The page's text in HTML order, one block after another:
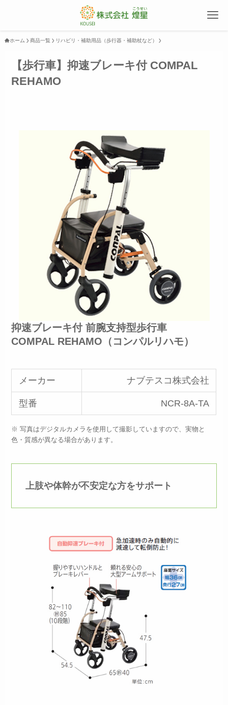
ホーム 商品一覧 リハビリ・補助用品（歩行器・補助杖など）
【歩行車】抑速ブレーキ付 COMPAL
REHAMO
抑速ブレーキ付 前腕支持型歩行車
COMPAL REHAMO（コンパルリハモ）
メーカー ナブテスコ株式会社
型番 NCR-8A-TA
※ 写真はデジタルカメラを使用して撮影していますので、実物と
色・質感が異なる場合があります。
上肢や体幹が不安定な方をサポート